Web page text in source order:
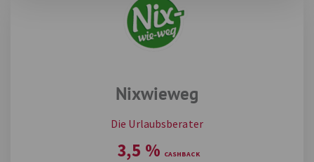
Nixwieweg
Die Urlaubsberater
3,5 %